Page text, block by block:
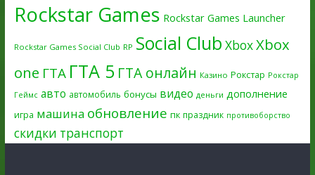
Rockstar Games Rockstar Games Launcher
Rockstar Games Social Club RP Social Club XboxXbox
one ГТА ГТА 5 ГТА онлайн Казино Рокстар Рокстар
Геймс авто автомобиль бонусы видео деньги дополнение
игра машина обновление пк праздник противоборство
скидки транспорт